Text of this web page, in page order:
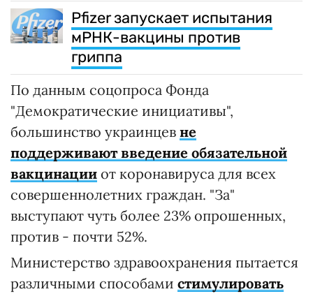
Pfizer запускает испытания
мРНК-вакцины против
гриппа
По данным соцопроса Фонда
"Демократические инициативы",
большинство украинцев не
поддерживают введение обязательной
вакцинации от коронавируса для всех
совершеннолетних граждан. "За"
выступают чуть более 23% опрошенных,
против - почти 52%.
Министерство здравоохранения пытается
различными способами стимулировать